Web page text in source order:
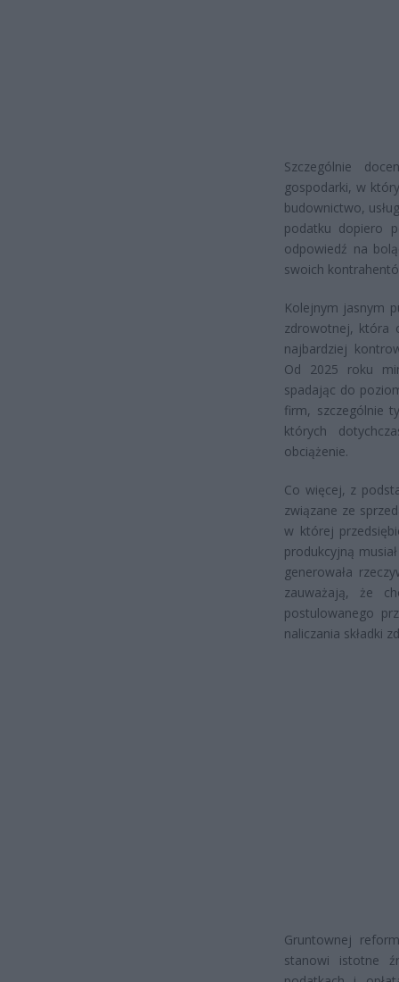
Szczególnie
gospodarki, w
budownictwo,
podatku dopiero
odpowiedź na
swoich
Kolejnym jasnym
zdrowotnej, która
najbardziej
Od 2025 roku
spadając do
firm, szczególnie
których
obciążenie.
Co więcej, z
związane ze
w której
produkcyjną
generowała
zauważają, że
postulowanego
naliczania składki
Gruntownej
stanowi istotne